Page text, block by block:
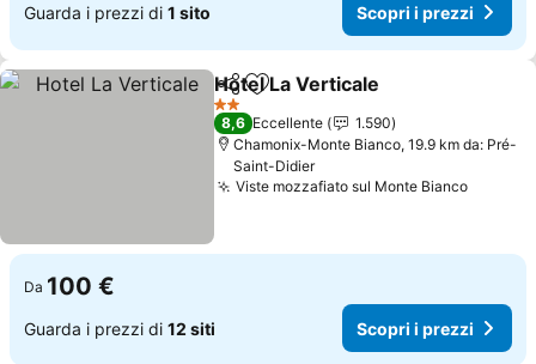
Guarda i prezzi di 1 sito Scopri i prezzi
CondividiAggiungi ai preferiti
Hotel La Verticale
2 Stelle
8,6 Eccellente
1.590
Chamonix-Monte Bianco, 19.9 km da: Pré-
Saint-Didier
Viste mozzafiato sul Monte BiancoScopri
Da 100 €
Guarda i prezzi di 12 siti Scopri i prezzi